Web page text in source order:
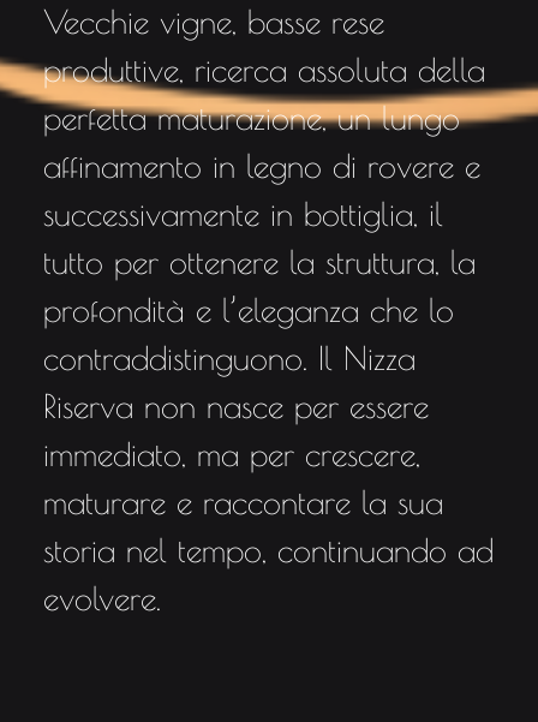
Vecchie vigne, basse rese
produttive, ricerca assoluta della
perfetta maturazione, un lungo
affinamento in legno di rovere e
successivamente in bottiglia, il
tutto per ottenere la struttura, la
profondità e l’eleganza che lo
contraddistinguono. Il Nizza
Riserva non nasce per essere
immediato, ma per crescere,
maturare e raccontare la sua
storia nel tempo, continuando ad
evolvere.